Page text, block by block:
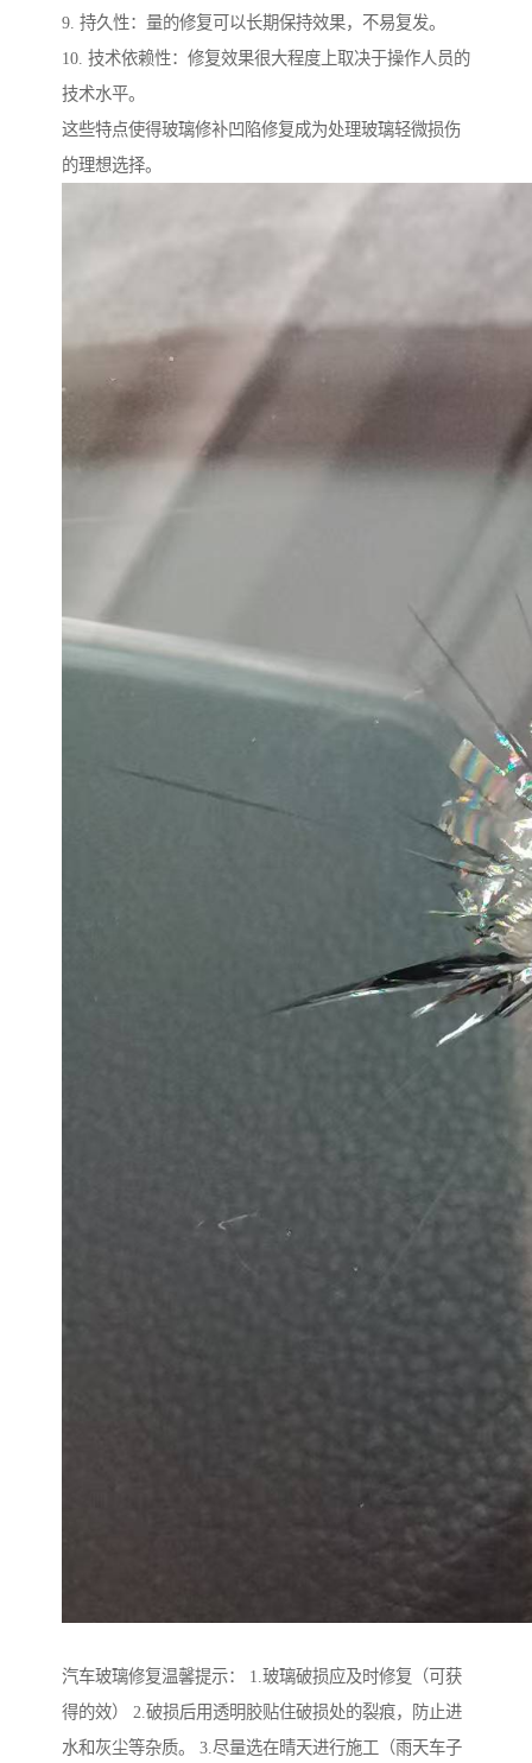
9. 持久性：量的修复可以长期保持效果，不易复发。
10. 技术依赖性：修复效果很大程度上取决于操作人员的
技术水平。
这些特点使得玻璃修补凹陷修复成为处理玻璃轻微损伤
的理想选择。
汽车玻璃修复温馨提示： 1.玻璃破损应及时修复（可获
得的效） 2.破损后用透明胶贴住破损处的裂痕，防止进
水和灰尘等杂质。 3.尽量选在晴天进行施工（雨天车子